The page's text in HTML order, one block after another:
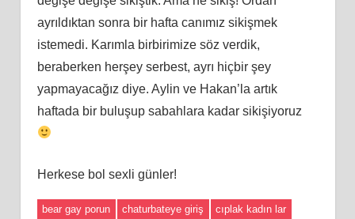
ayrıldıktan sonra bir hafta canımız sikişmek
istemedi. Karımla birbirimize söz verdik,
beraberken herşey serbest, ayrı hiçbir şey
yapmayacağız diye. Aylin ve Hakan’la artık
haftada bir buluşup sabahlara kadar sikişiyoruz
Herkese bol sexli günler!
bear gay porun chaturbateye giriş
cıplak kadın lar